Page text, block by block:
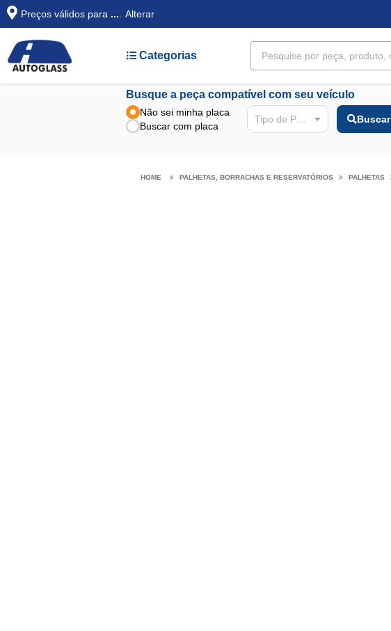
Preços válidos para ... Alterar
Categorias
Busque a peça compatível com seu veículo
Não sei minha placa
Buscar com placa
Tipo de Peça Buscar
PALHETAS, BORRACHAS E RESERVATÓRIOS PALHETAS